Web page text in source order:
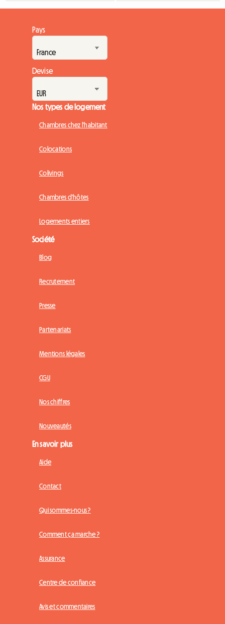
Pays
Devise
Nos types de logement
Chambres chez l'habitant
Colocations
Colivings
Chambres d'hôtes
Logements entiers
Société
Blog
Recrutement
Presse
Partenariats
Mentions légales
CGU
Nos chiffres
Nouveautés
En savoir plus
Aide
Contact
Qui sommes-nous ?
Comment ça marche ?
Assurance
Centre de confiance
Avis et commentaires